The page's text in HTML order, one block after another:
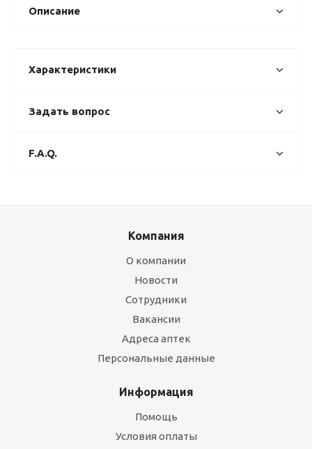
Описание
Характеристики
Задать вопрос
F.A.Q.
Компания
О компании
Новости
Сотрудники
Вакансии
Адреса аптек
Персональные данные
Информация
Помощь
Условия оплаты